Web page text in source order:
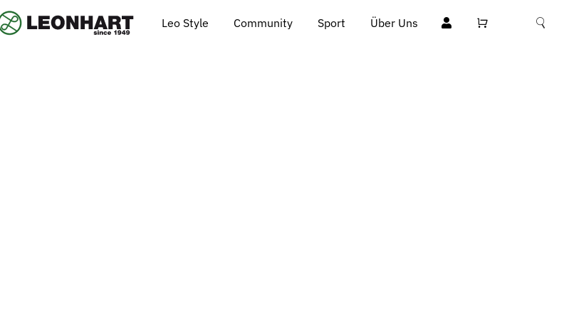
Leo Style Community Sport Über Uns